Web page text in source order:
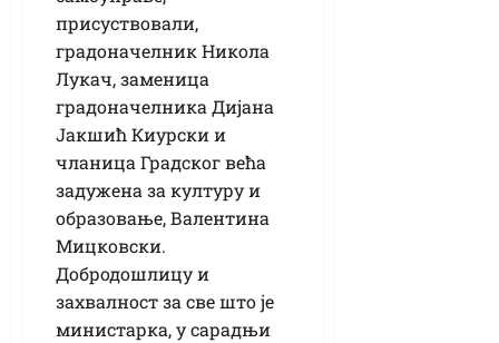
присуствовали,
градоначелник Никола
Лукач, заменица
градоначелника Дијана
Јакшић Киурски и
чланица Градског већа
задужена за културу и
образовање, Валентина
Мицковски.
Добродошлицу и
захвалност за све што је
министарка, у сарадњи